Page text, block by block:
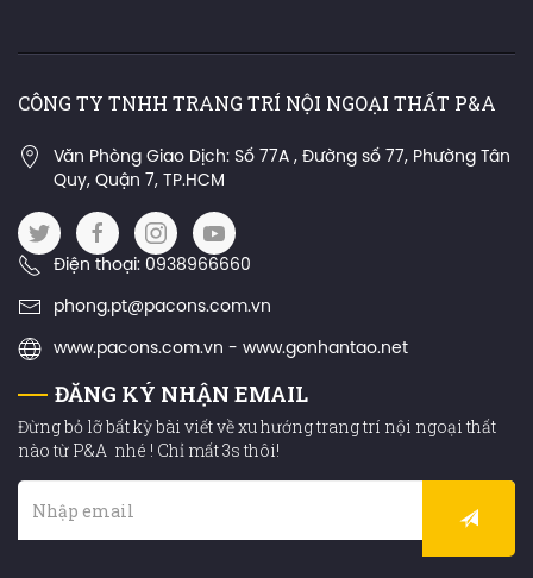
CÔNG TY TNHH TRANG TRÍ NỘI NGOẠI THẤT P&A
Văn Phòng Giao Dịch: Số 77A , Đường số 77, Phường Tân
Quy, Quận 7, TP.HCM
Điện thoại: 0938966660
phong.pt@pacons.com.vn
www.pacons.com.vn - www.gonhantao.net
ĐĂNG KÝ NHẬN EMAIL
Đừng bỏ lỡ bất kỳ bài viết về xu hướng trang trí nội ngoại thất
nào từ P&A nhé ! Chỉ mất 3s thôi!